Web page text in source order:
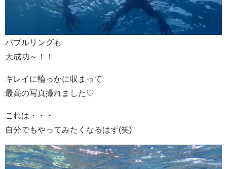
バブルリングも
大成功～！！
キレイに輪っかに収まって
最高の写真撮れました♡
これは・・・
自分でもやってみたくなるはず(笑)